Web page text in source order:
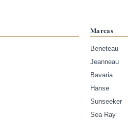
Marcas
Beneteau
Jeanneau
Bavaria
Hanse
Sunseeker
Sea Ray